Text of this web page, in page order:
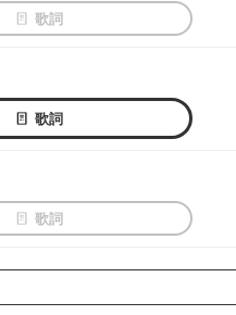
歌詞
歌詞
歌詞